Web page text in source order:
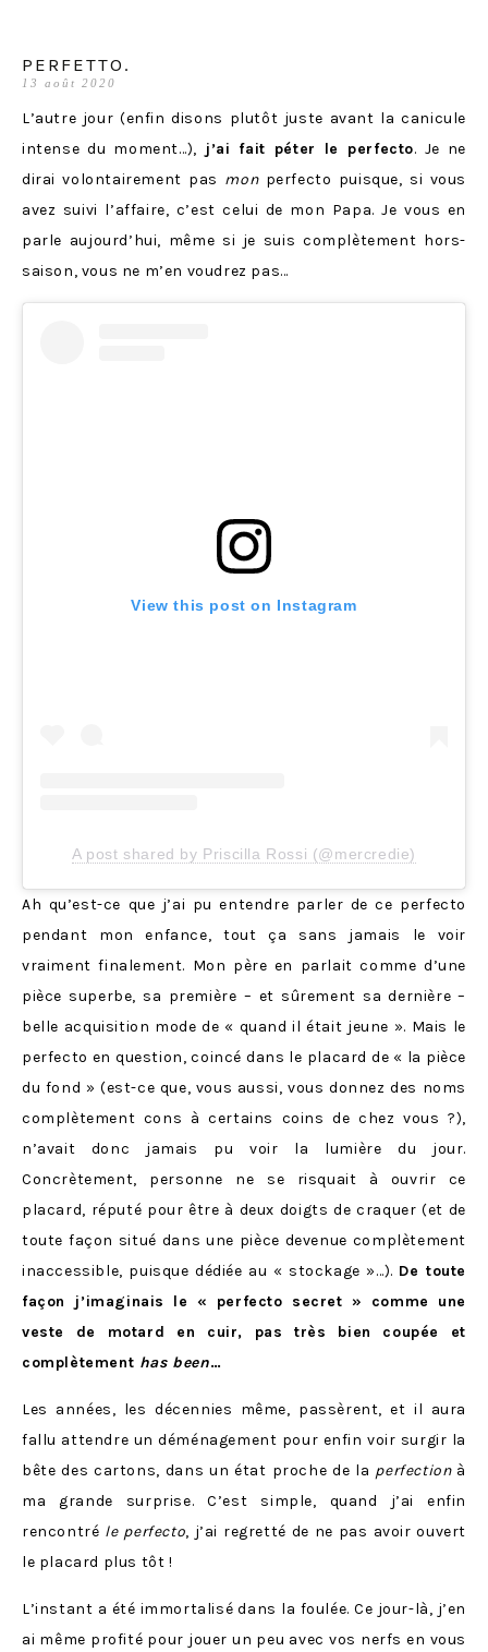
PERFETTO.
13 août 2020
L’autre jour (enfin disons plutôt juste avant la canicule
intense du moment…), j’ai fait péter le perfecto. Je ne
dirai volontairement pas monperfecto puisque, si vous
avez suivi l’affaire, c’est celui de mon Papa. Je vous en
parle aujourd’hui, même si je suis complètement hors-
saison, vous ne m’en voudrez pas…
View this post on Instagram
A post shared by Priscilla Rossi (@mercredie)
Ah qu’est-ce que j’ai pu entendre parler de ce perfecto
pendant mon enfance, tout ça sans jamais le voir
vraiment finalement. Mon père en parlait comme d’une
pièce superbe, sa première – et sûrement sa dernière –
belle acquisition mode de « quand il était jeune ». Mais le
perfecto en question, coincé dans le placard de « la pièce
du fond » (est-ce que, vous aussi, vous donnez des noms
complètement cons à certains coins de chez vous ?),
n’avait donc jamais pu voir la lumière du jour.
Concrètement, personne ne se risquait à ouvrir ce
placard, réputé pour être à deux doigts de craquer (et de
toute façon situé dans une pièce devenue complètement
inaccessible, puisque dédiée au « stockage »…). De toute
façon j’imaginais le « perfecto secret » comme une
veste de motard en cuir, pas très bien coupée et
complètement has been…
Les années, les décennies même, passèrent, et il aura
fallu attendre un déménagement pour enfin voir surgir la
bête des cartons, dans un état proche de la perfectionà
ma grande surprise. C’est simple, quand j’ai enfin
rencontré le perfecto, j’ai regretté de ne pas avoir ouvert
le placard plus tôt !
L’instant a été immortalisé dans la foulée. Ce jour-là, j’en
ai même profité pour jouer un peu avec vos nerfs en vous